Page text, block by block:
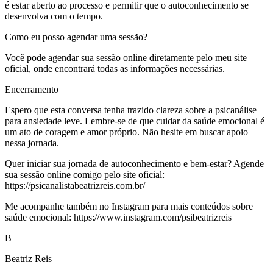
é estar aberto ao processo e permitir que o autoconhecimento se
desenvolva com o tempo.
Como eu posso agendar uma sessão?
Você pode agendar sua sessão online diretamente pelo meu site
oficial, onde encontrará todas as informações necessárias.
Encerramento
Espero que esta conversa tenha trazido clareza sobre a psicanálise
para ansiedade leve. Lembre-se de que cuidar da saúde emocional é
um ato de coragem e amor próprio. Não hesite em buscar apoio
nessa jornada.
Quer iniciar sua jornada de autoconhecimento e bem-estar? Agende
sua sessão online comigo pelo site oficial:
https://psicanalistabeatrizreis.com.br/
Me acompanhe também no Instagram para mais conteúdos sobre
saúde emocional: https://www.instagram.com/psibeatrizreis
B
Beatriz Reis